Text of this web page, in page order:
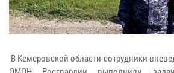
В Кемеровской области сотрудники